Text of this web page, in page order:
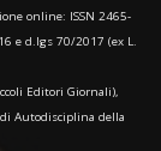
online: ISSN 2465-
e d.lgs 70/2017 (ex L.
Editori Giornali),
Autodisciplina della